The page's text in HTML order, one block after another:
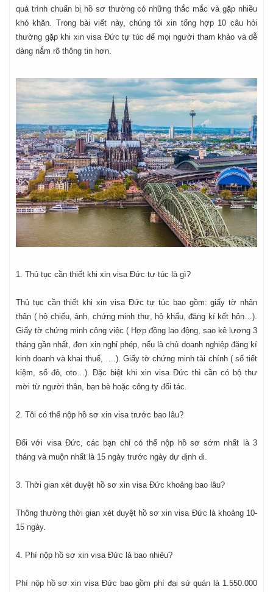
quá trình chuẩn bị hồ sơ thường có những thắc mắc và gặp nhiều
khó khăn. Trong bài viết này, chúng tôi xin tổng hợp 10 câu hỏi
thường gặp khi xin visa Đức tự túc để mọi người tham khảo và dễ
dàng nắm rõ thông tin hơn.
1. Thủ tục cần thiết khi xin visa Đức tự túc là gì?
Thủ tục cần thiết khi xin visa Đức tự túc bao gồm: giấy tờ nhân
thân ( hộ chiếu, ảnh, chứng minh thư, hộ khẩu, đăng kí kết hôn…).
Giấy tờ chứng minh công việc ( Hợp đồng lao động, sao kê lương 3
tháng gần nhất, đơn xin nghỉ phép, nếu là chủ doanh nghiệp đăng kí
kinh doanh và khai thuế, ….). Giấy tờ chứng minh tài chính ( sổ tiết
kiệm, sổ đỏ, oto…). Đặc biệt khi xin visa Đức thì cần có bộ thư
mời từ người thân, bạn bè hoặc công ty đối tác.
2. Tôi có thể nộp hồ sơ xin visa trước bao lâu?
Đối với visa Đức, các bạn chỉ có thể nộp hồ sơ sớm nhất là 3
tháng và muộn nhất là 15 ngày trước ngày dự định đi.
3. Thời gian xét duyệt hồ sơ xin visa Đức khoảng bao lâu?
Thông thường thời gian xét duyệt hồ sơ xin visa Đức là khoảng 10-
15 ngày.
4. Phí nộp hồ sơ xin visa Đức là bao nhiêu?
Phí nộp hồ sơ xin visa Đức bao gồm phí đại sứ quán là 1.550.000